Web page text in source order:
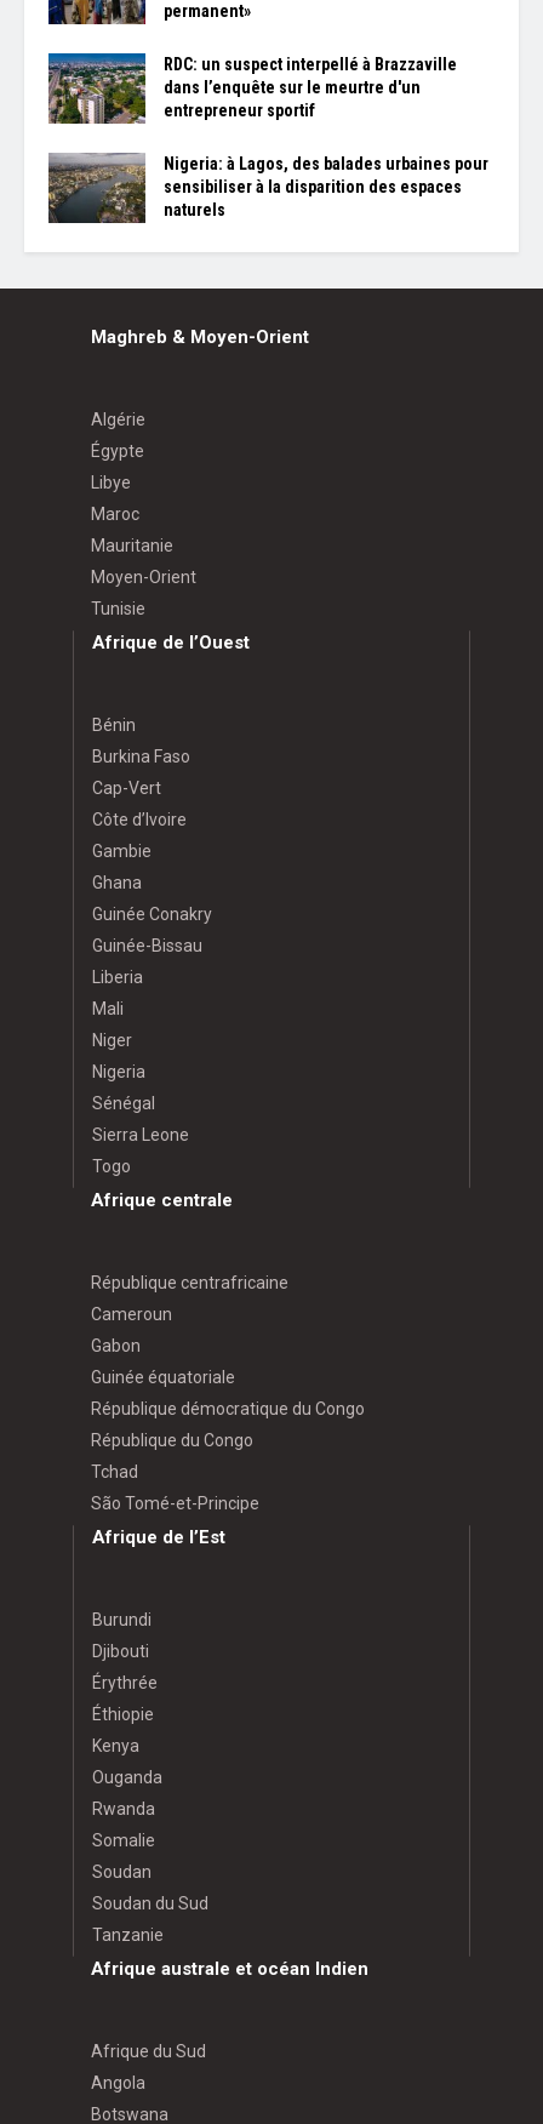
permanent»
RDC: un suspect interpellé à Brazzaville
dans l’enquête sur le meurtre d'un
entrepreneur sportif
Nigeria: à Lagos, des balades urbaines pour
sensibiliser à la disparition des espaces
naturels
Maghreb & Moyen-Orient
Algérie
Égypte
Libye
Maroc
Mauritanie
Moyen-Orient
Tunisie
Afrique de l’Ouest
Bénin
Burkina Faso
Cap-Vert
Côte d’Ivoire
Gambie
Ghana
Guinée Conakry
Guinée-Bissau
Liberia
Mali
Niger
Nigeria
Sénégal
Sierra Leone
Togo
Afrique centrale
République centrafricaine
Cameroun
Gabon
Guinée équatoriale
République démocratique du Congo
République du Congo
Tchad
São Tomé-et-Principe
Afrique de l’Est
Burundi
Djibouti
Érythrée
Éthiopie
Kenya
Ouganda
Rwanda
Somalie
Soudan
Soudan du Sud
Tanzanie
Afrique australe et océan Indien
Afrique du Sud
Angola
Botswana